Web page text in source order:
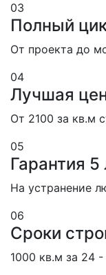
03
Полный
От проекта до
04
Лучшая
От 2100 за кв.м
05
Гарантия 5
На устранение
06
Сроки
1000 кв.м за 24